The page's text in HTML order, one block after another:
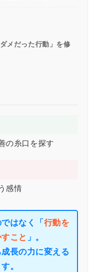
メだった行動」を修
の糸口を探す
感情
はなく「 行動を
こと 」。
長の力に変える
。